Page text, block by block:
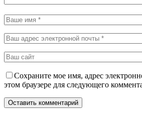
Сохраните мое имя, адрес
этом браузере для следующего